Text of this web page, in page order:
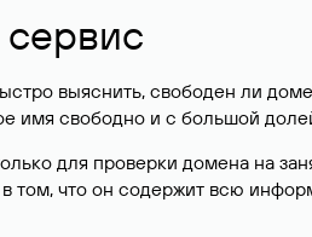
выяснить, свободен ли
имя свободно и с большой
для проверки домена на
том, что он содержит всю